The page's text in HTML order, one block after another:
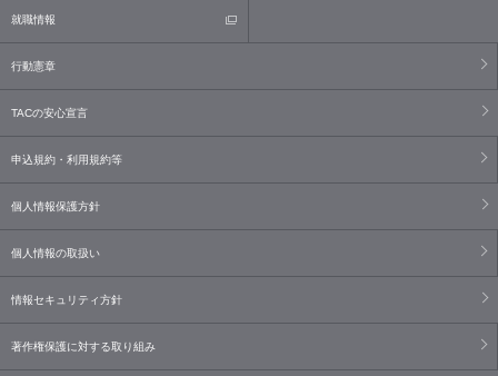
就職情報
行動憲章
TACの安心宣言
申込規約・利用規約等
個人情報保護方針
個人情報の取扱い
情報セキュリティ方針
著作権保護に対する取り組み